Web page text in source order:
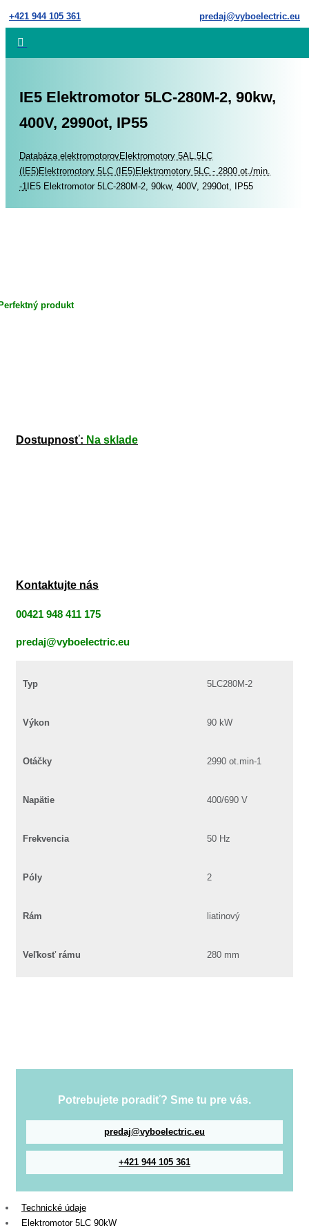
Skip
to
+421 944 105 361 predaj@vyboelectric.eu
IE5 Elektromotor 5LC-280M-2, 90kw,
400V, 2990ot, IP55
Home
Databáza elektromotorovElektromotory 5AL,5LC
(IE5)Elektromotory 5LC (IE5)Elektromotory 5LC - 2800 ot./min.
-1 IE5 Elektromotor 5LC-280M-2, 90kw, 400V, 2990ot, IP55
produkt
Dostupnosť: Na sklade
Kontaktujte nás
00421 948 411 175
predaj@vyboelectric.eu
Typ 5LC280M-2
Výkon 90 kW
Otáčky 2990 ot.min-1
Napätie 400/690 V
Frekvencia 50 Hz
Póly 2
Rám liatinový
Veľkosť rámu 280 mm
Potrebujete poradiť? Sme tu pre vás.
predaj@vyboelectric.eu
+421 944 105 361
Technické údaje
Elektromotor 5LC 90kW